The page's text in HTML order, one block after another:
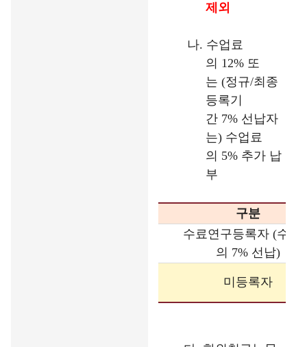
제외
나. 수업료
의 12% 또
는(정규/최종
등록기
간 7% 선납자
는) 수업료
의 5% 추가 납
부
구분
수료연구등록자 (수업
의 7% 선납)
미등록자